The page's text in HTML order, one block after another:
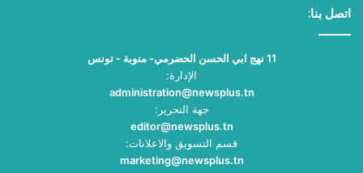
اتصل بنا:
11 نهج ابي الحسن الحضرمي- منوبة - تونس
الإدارة:
administration@newsplus.tn
جهة التحرير:
editor@newsplus.tn
قسم التسويق والاعلانات:
marketing@newsplus.tn